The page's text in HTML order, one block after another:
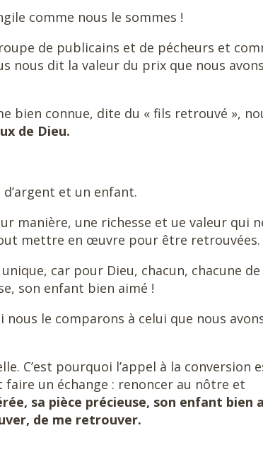
comme nous le sommes !
de publicains et de pécheurs et
nous dit la valeur du prix que nous
bien connue, dite du « fils retrouvé »,
de Dieu.
et un enfant.
manière, une richesse et ue valeur qui
mettre en œuvre pour être retrouvées.
car pour Dieu, chacun, chacune de
son enfant bien aimé !
le comparons à celui que nous
C’est pourquoi l’appel à la conversion
faire un échange : renoncer au nôtre et
sa pièce précieuse, son enfant bien
de me retrouver.